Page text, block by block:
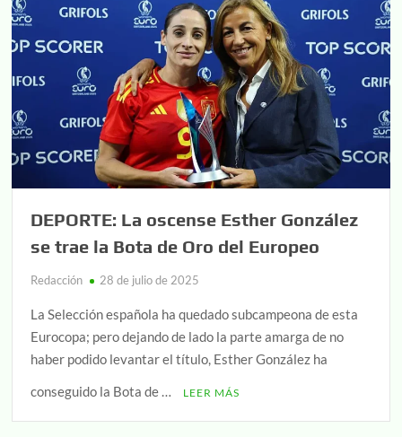
DEPORTE: La oscense Esther González
se trae la Bota de Oro del Europeo
Redacción 28 de julio de 2025
La Selección española ha quedado subcampeona de esta
Eurocopa; pero dejando de lado la parte amarga de no
haber podido levantar el título, Esther González ha
conseguido la Bota de …
LEER MÁS